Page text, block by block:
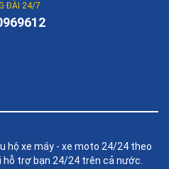
ĐÀI 24/7
hộ xe máy - xe moto 24/24 theo
hỗ trợ bạn 24/24 trên cả nước.